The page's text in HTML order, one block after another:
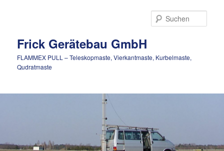
Frick Gerätebau GmbH
FLAMMEX PULL – Teleskopmaste, Vierkantmaste, Kurbelmaste,
Qudratmaste